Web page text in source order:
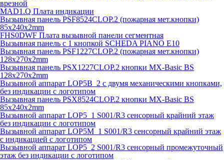
врезной
MAD1.Q Плата индикации
Вызывная панель PSF8524CLOP.2 (пожарная мет.кнопки)
85х240х2mm
FHS0DWF Плата вызывной панели сегментная
Вызывная панель с 1 кнопкой SCHEDA PIANO E10
Вызывная панель PSF1227CLOP.2 (пожарная мет.кнопки)
128х270х2mm
Вызывная панель PSX1227CLOP.2 кнопки MX-Basic BS
128х270х2mm
Вызывной аппарат LOP5B_2 с двумя механическими кнопками,
без индикации с логотипом
Вызывная панель PSX8524CLOP.2 кнопки MX-Basic BS
85х240х2mm
Вызывной аппарат LOP5_1 S001/R3 сенсорный крайний этаж
без индикации с логотипом
Вызывной аппарат LOP5M_1 S001/R3 сенсорный крайний этаж
с индикацией с логотипом
Вызывной аппарат LOP5_2 S001/R3 сенсорный промежуточный
этаж без индикации с логотипом